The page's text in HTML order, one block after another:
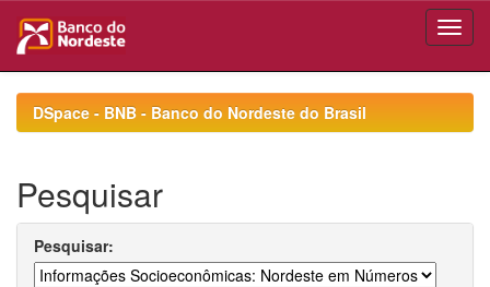
navigationDSpace - BNB - Banco do Nordeste do Brasil
Pesquisar
Pesquisar: